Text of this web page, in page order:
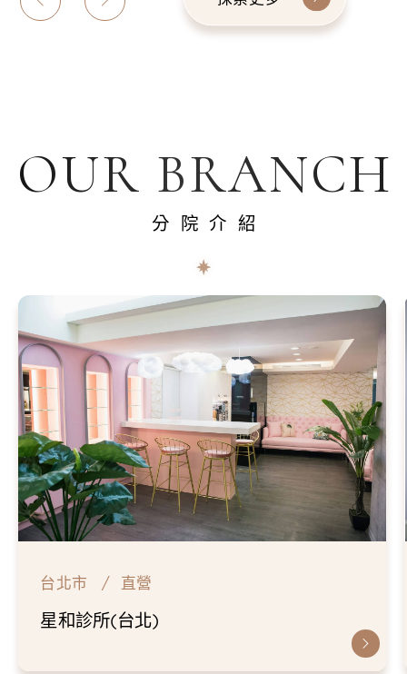
OUR BRANCH
分院介紹
台北市 直營
星和診所(台北)